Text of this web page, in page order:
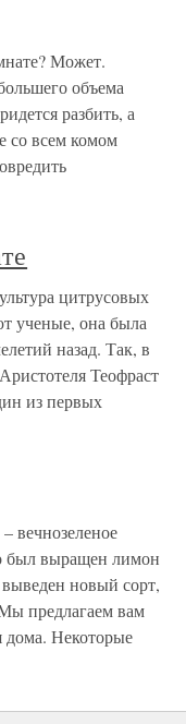
Может.
объема
разбить, а
со всем комом
цитрусовых
ученые, она была
назад. Так, в
Теофраст
из первых
вечнозеленое
был выращен лимон
новый сорт,
предлагаем вам
дома. Некоторые